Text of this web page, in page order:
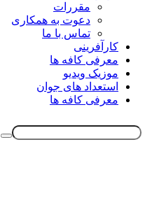
مقررات
دعوت به همکاری
تماس با ما
کارآفرینی
معرفی کافه ها
موزیک ویدیو
استعداد های جوان
معرفی کافه ها